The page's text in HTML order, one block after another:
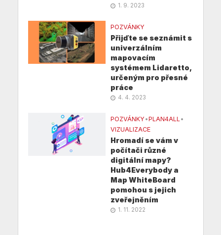
1. 9. 2023
POZVÁNKY
Přijďte se seznámit s
univerzálním
mapovacím
systémem Lidaretto,
určeným pro přesné
práce
4. 4. 2023
POZVÁNKY •PLAN4ALL •
VIZUALIZACE
Hromadí se vám v
počítači různé
digitální mapy?
Hub4Everybody a
Map WhiteBoard
pomohou s jejich
zveřejněním
1. 11. 2022